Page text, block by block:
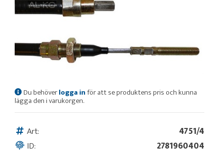
Du behöverlogga inför att se produktens pris och kunna
lägga den i varukorgen.
Art:
4751/4
ID:
2781960404